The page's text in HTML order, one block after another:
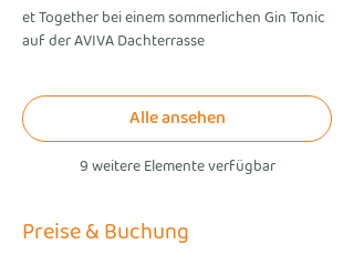
et Together bei einem sommerlichen Gin Tonic
auf der AVIVA Dachterrasse
9 weitere Elemente verfügbar
Alle ansehen
Preise & Buchung